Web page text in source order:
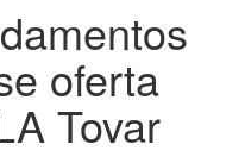
oferta
Tovar